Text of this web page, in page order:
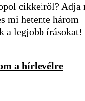
cikkeiről? Adja
mi hetente három
a legjobb írásokat!
a hírlevélre